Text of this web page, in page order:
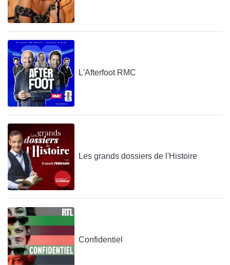
L'Afterfoot RMC
Les grands dossiers de l'Histoire
Confidentiel